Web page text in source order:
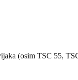
(osim TSC 55,